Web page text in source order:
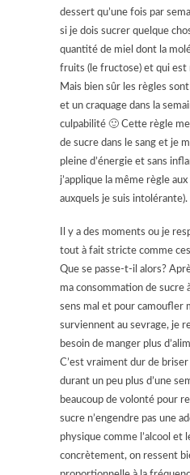
dessert qu’une fois par
si je dois sucrer quelque
quantité de miel dont la
fruits (le fructose) et qui
Mais bien sûr les règles
et un craquage dans la
culpabilité 🙂 Cette règle
de sucre dans le sang et je
pleine d’énergie et sans
j’applique la même règle
auxquels je suis intolérante).
Il y a des moments ou je
tout à fait stricte comme
Que se passe-t-il alors?
ma consommation de sucre
sens mal et pour camoufler
surviennent au sevrage, je
besoin de manger plus
C’est vraiment dur de
durant un peu plus d’une
beaucoup de volonté pour
sucre n’engendre pas une
physique comme l’alcool et
concrètement, on ressent